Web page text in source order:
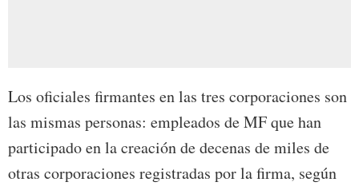
Los oficiales firmantes en las tres corporaciones son
las mismas personas: empleados de MF que han
participado en la creación de decenas de miles de
otras corporaciones registradas por la firma, según